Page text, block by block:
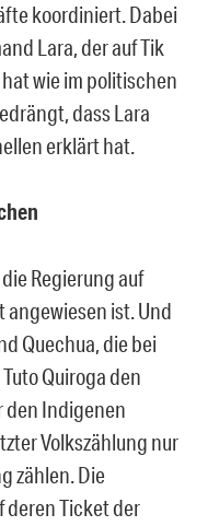
koordiniert. Dabei
Lara, der auf Tik
wie im politischen
dass Lara
erklärt hat.
Regierung auf
ist. Und
Quechua, die bei
Quiroga den
den Indigenen
Volkszählung nur
zählen. Die
deren Ticket der